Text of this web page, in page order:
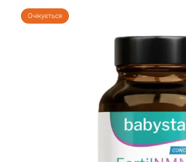
Очікується